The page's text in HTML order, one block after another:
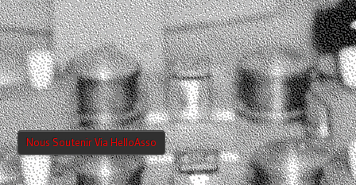
Nous Soutenir Via HelloAsso